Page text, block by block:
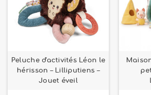
Peluche d'activités Léon le
hérisson – Lilliputiens –
Jouet éveil